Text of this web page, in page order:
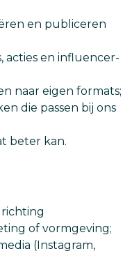
en publiceren
acties en influencer-
naar eigen formats;
die passen bij ons
beter kan.
of vormgeving;
(Instagram,